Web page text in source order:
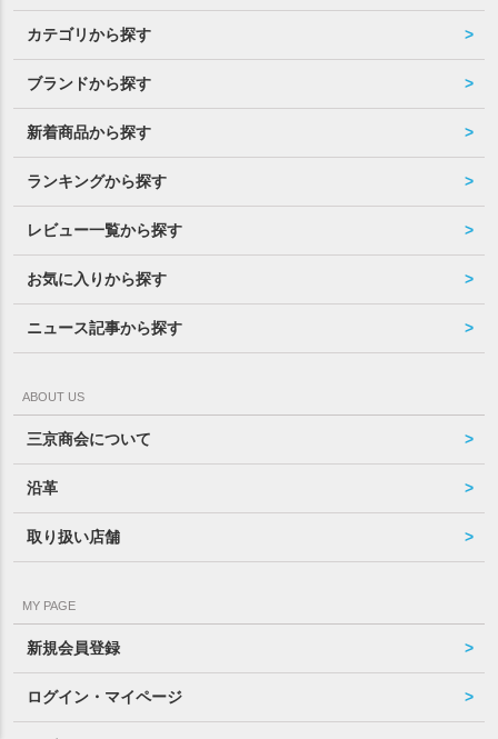
カテゴリから探す
ブランドから探す
新着商品から探す
ランキングから探す
レビュー一覧から探す
お気に入りから探す
ニュース記事から探す
ABOUT US
三京商会について
沿革
取り扱い店舗
MY PAGE
新規会員登録
ログイン・マイページ